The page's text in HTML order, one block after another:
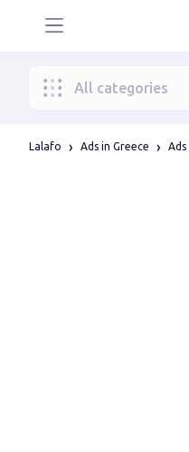
All categories
Lalafo Ads in Greece Ads